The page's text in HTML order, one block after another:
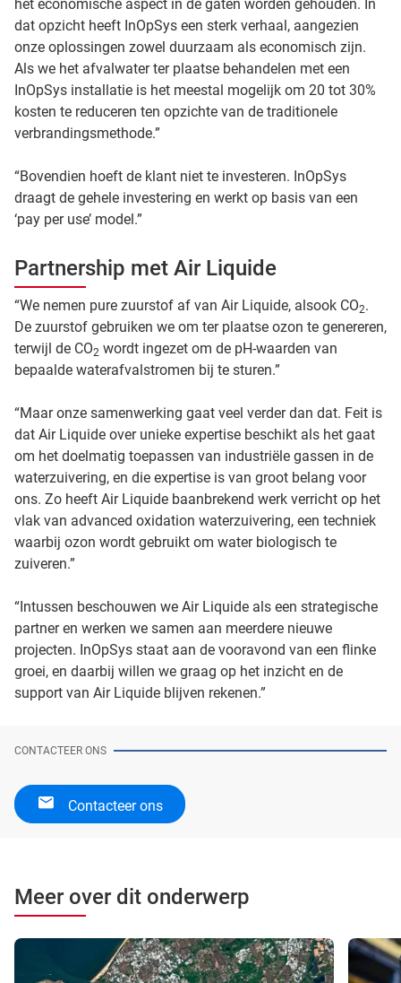
het economische aspect in de gaten worden gehouden. In
dat opzicht heeft InOpSys een sterk verhaal, aangezien
onze oplossingen zowel duurzaam als economisch zijn.
Als we het afvalwater ter plaatse behandelen met een
InOpSys installatie is het meestal mogelijk om 20 tot 30%
kosten te reduceren ten opzichte van de traditionele
verbrandingsmethode.”
“Bovendien hoeft de klant niet te investeren. InOpSys
draagt de gehele investering en werkt op basis van een
‘pay per use’ model.”
Partnership met Air Liquide
“We nemen pure zuurstof af van Air Liquide, alsook CO2.
De zuurstof gebruiken we om ter plaatse ozon te genereren,
terwijl de CO2 wordt ingezet om de pH-waarden van
bepaalde waterafvalstromen bij te sturen.”
“Maar onze samenwerking gaat veel verder dan dat. Feit is
dat Air Liquide over unieke expertise beschikt als het gaat
om het doelmatig toepassen van industriële gassen in de
waterzuivering, en die expertise is van groot belang voor
ons. Zo heeft Air Liquide baanbrekend werk verricht op het
vlak van advanced oxidation waterzuivering, een techniek
waarbij ozon wordt gebruikt om water biologisch te
zuiveren.”
“Intussen beschouwen we Air Liquide als een strategische
partner en werken we samen aan meerdere nieuwe
projecten. InOpSys staat aan de vooravond van een flinke
groei, en daarbij willen we graag op het inzicht en de
support van Air Liquide blijven rekenen.”
CONTACTEER ONS
Contacteer ons
Meer over dit onderwerp